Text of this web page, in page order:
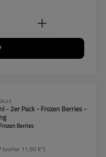
Gib den
- 2er Pack - Frozen Berries -
Frozen Berries
(vorher 11,90 €*)